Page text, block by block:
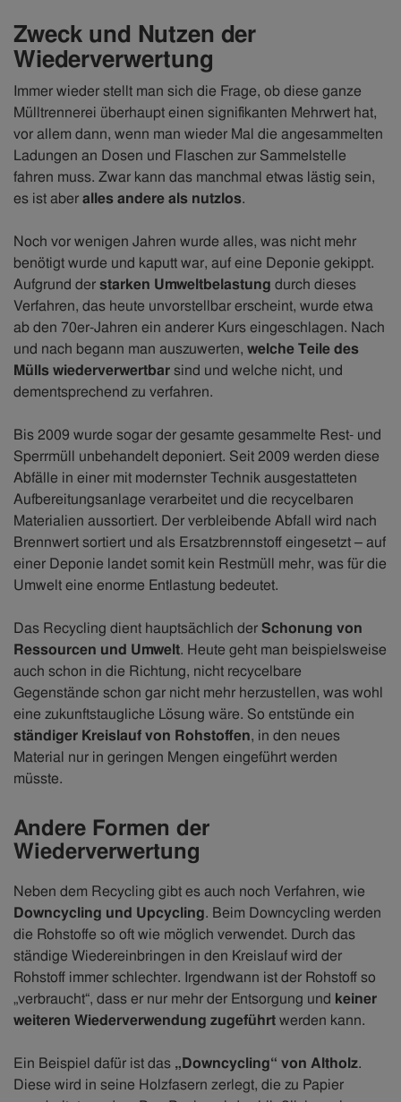
Zweck und Nutzen der
Wiederverwertung
Immer wieder stellt man sich die Frage, ob diese ganze
Mülltrennerei überhaupt einen signifikanten Mehrwert hat,
vor allem dann, wenn man wieder Mal die angesammelten
Ladungen an Dosen und Flaschen zur Sammelstelle
fahren muss. Zwar kann das manchmal etwas lästig sein,
es ist aberalles andere als nutzlos.
Noch vor wenigen Jahren wurde alles, was nicht mehr
benötigt wurde und kaputt war, auf eine Deponie gekippt.
Aufgrund derstarken Umweltbelastung durch dieses
Verfahren, das heute unvorstellbar erscheint, wurde etwa
ab den 70er-Jahren ein anderer Kurs eingeschlagen. Nach
und nach begann man auszuwerten, welche Teile des
Mülls wiederverwertbarsind und welche nicht, und
dementsprechend zu verfahren.
Bis 2009 wurde sogar der gesamte gesammelte Rest- und
Sperrmüll unbehandelt deponiert. Seit 2009 werden diese
Abfälle in einer mit modernster Technik ausgestatteten
Aufbereitungsanlage verarbeitet und die recycelbaren
Materialien aussortiert. Der verbleibende Abfall wird nach
Brennwert sortiert und als Ersatzbrennstoff eingesetzt – auf
einer Deponie landet somit kein Restmüll mehr, was für die
Umwelt eine enorme Entlastung bedeutet.
Das Recycling dient hauptsächlich derSchonung von
Ressourcen und Umwelt. Heute geht man beispielsweise
auch schon in die Richtung, nicht recycelbare
Gegenstände schon gar nicht mehr herzustellen, was wohl
eine zukunftstaugliche Lösung wäre. So entstünde ein
ständiger Kreislauf von Rohstoffen, in den neues
Material nur in geringen Mengen eingeführt werden
müsste.
Andere Formen der
Wiederverwertung
Neben dem Recycling gibt es auch noch Verfahren, wie
Downcycling und Upcycling. Beim Downcycling werden
die Rohstoffe so oft wie möglich verwendet. Durch das
ständige Wiedereinbringen in den Kreislauf wird der
Rohstoff immer schlechter. Irgendwann ist der Rohstoff so
„verbraucht“, dass er nur mehr der Entsorgung und keiner
weiteren Wiederverwendung zugeführtwerden kann.
Ein Beispiel dafür ist das „Downcycling“ von Altholz.
Diese wird in seine Holzfasern zerlegt, die zu Papier